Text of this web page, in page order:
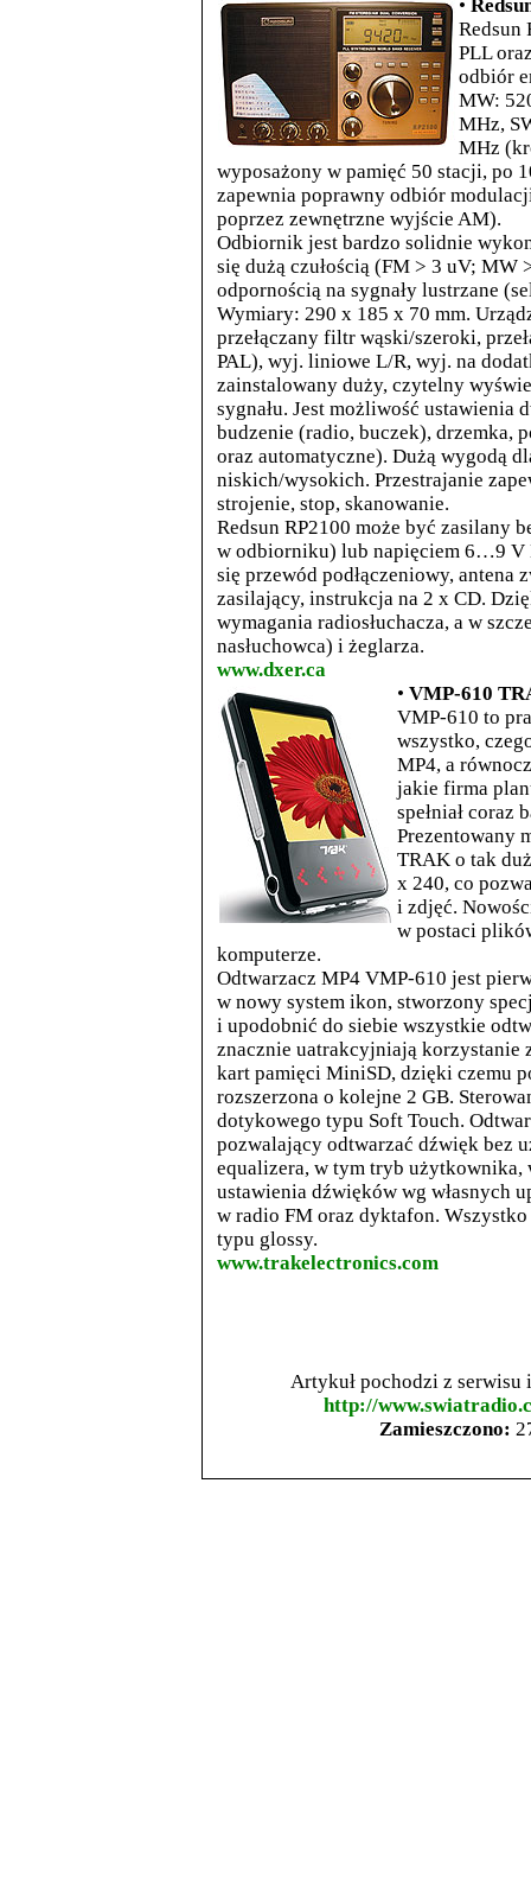
•
Redsun
PLL
odbiór
MW:
MHz,
MHz
wyposażony w pamięć 50 stacji, po
zapewnia poprawny odbiór
poprzez zewnętrzne wyjście AM).
Odbiornik jest bardzo solidnie
się dużą czułością (FM > 3 uV;
odpornością na sygnały lustrzane
Wymiary: 290 x 185 x 70 mm.
przełączany filtr wąski/szeroki,
PAL), wyj. liniowe L/R, wyj. na
zainstalowany duży, czytelny
sygnału. Jest możliwość ustawienia
budzenie (radio, buczek), drzemka,
oraz automatyczne). Dużą wygodą
niskich/wysokich. Przestrajanie
strojenie, stop, skanowanie.
Redsun RP2100 może być zasilany
w odbiorniku) lub napięciem 6…9 V
się przewód podłączeniowy, antena
zasilający, instrukcja na 2 x CD.
wymagania radiosłuchacza, a w
nasłuchowca) i żeglarza.
www.dxer.ca
• VMP-610
VMP-610 to
wszystko,
MP4, a
jakie firma
spełniał coraz
Prezentowany
TRAK o tak
x 240, co
i zdjęć.
w postaci
komputerze.
Odtwarzacz MP4 VMP-610 jest
w nowy system ikon, stworzony
i upodobnić do siebie wszystkie
znacznie uatrakcyjniają korzystanie
kart pamięci MiniSD, dzięki czemu
rozszerzona o kolejne 2 GB.
dotykowego typu Soft Touch.
pozwalający odtwarzać dźwięk bez
equalizera, w tym tryb użytkownika,
ustawienia dźwięków wg własnych
w radio FM oraz dyktafon.
typu glossy.
www.trakelectronics.com
Artykuł pochodzi z
http://
Zamieszczono: